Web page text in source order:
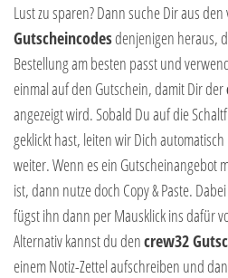
Lust zu sparen? Dann suche Dir aus
Gutscheincodesdenjenigen heraus,
Bestellung am besten passt und
einmal auf den Gutschein, damit Dir der
angezeigt wird. Sobald Du auf die
geklickt hast, leiten wir Dich
weiter. Wenn es ein Gutscheinangebot
ist, dann nutze doch Copy & Paste.
fügst ihn dann per Mausklick ins dafür
Alternativ kannst du dencrew32
einem Notiz-Zettel aufschreiben und